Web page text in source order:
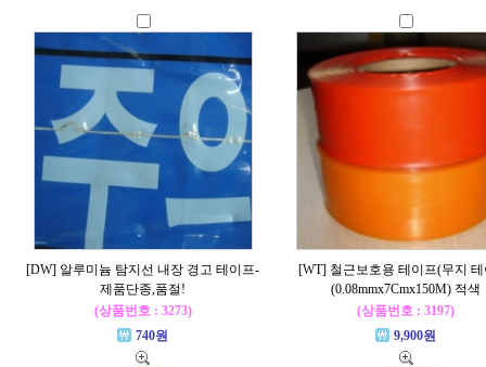
[DW] 알루미늄 탐지선 내장 경고 테이프-
제품단종,품절!
(상품번호 : 3273)
740원
[WT] 철근보호용 테이프(무지
(0.08mmx7Cmx150M) 적색
(상품번호 : 3197)
9,900원